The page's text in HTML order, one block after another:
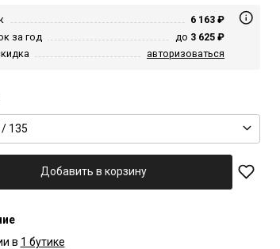
6 163 ₽
за год
до 3 625 ₽
авторизоваться
135
Добавить в корзину
в 1 бутике